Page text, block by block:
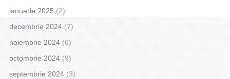
ianuarie 2025 (2)
decembrie 2024(7)
noiembrie 2024(6)
octombrie 2024(9)
septembrie 2024(3)